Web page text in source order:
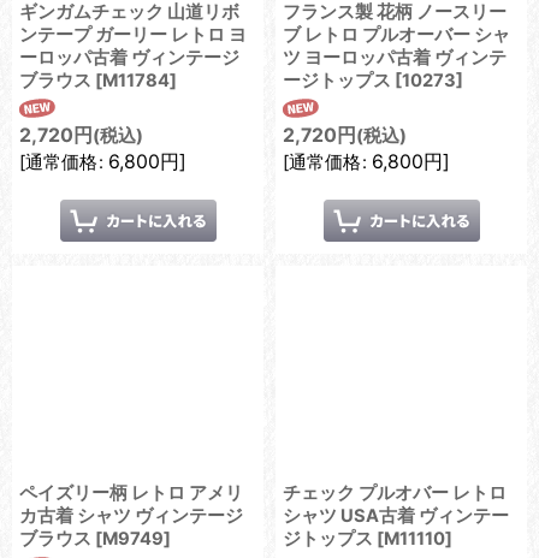
ギンガムチェック 山道リボ
ンテープ ガーリー レトロ ヨ
ーロッパ古着 ヴィンテージ
ブラウス [M11784]
2,720 円 (税込)
[通常価格: 6,800円]
フランス製 花柄 ノースリー
ブ レトロ プルオーバー シャ
ツ ヨーロッパ古着 ヴィンテ
ージトップス [10273]
2,720 円 (税込)
[通常価格: 6,800円]
ペイズリー柄 レトロ アメリ
カ古着 シャツ ヴィンテージ
ブラウス [M9749]
チェック プルオバー レトロ
シャツ USA古着 ヴィンテー
ジトップス [M11110]